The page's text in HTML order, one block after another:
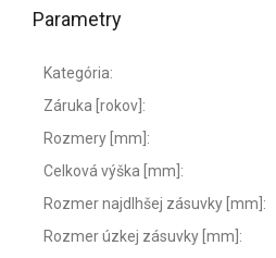
Parametry
Kategória:
Záruka [rokov] :
Rozmery [mm] :
Celková výška [mm] :
Rozmer najdlhšej zásuvky [mm] :
Rozmer úzkej zásuvky [mm] :